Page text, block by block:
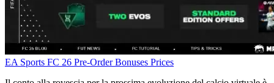
EA Sports FC 26 Pre-Order Bonuses Prices